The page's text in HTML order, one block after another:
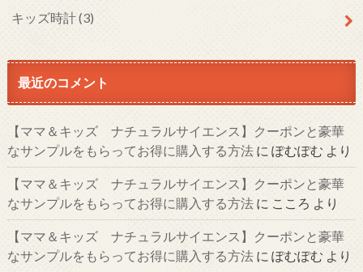
キッズ時計(3)
最近のコメント
【ママ＆キッズ ナチュラルサイエンス】クーポンと豪華
なサンプルをもらってお得に購入する方法に ぽむぽむ より
【ママ＆キッズ ナチュラルサイエンス】クーポンと豪華
なサンプルをもらってお得に購入する方法に こころ より
【ママ＆キッズ ナチュラルサイエンス】クーポンと豪華
なサンプルをもらってお得に購入する方法に ぽむぽむ より